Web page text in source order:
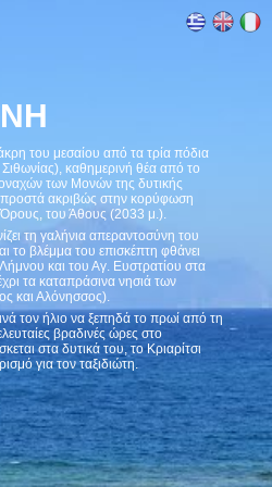
του μεσαίου από τα τρία πόδια
καθημερινή θέα από το
των Μονών της δυτικής
ακριβώς στην κορύφωση
του Άθους (2033 μ.).
τη γαλήνια απεραντοσύνη του
το βλέμμα του επισκέπτη φθάνει
και του Αγ. Ευστρατίου στα
τα καταπράσινα νησιά των
και Αλόνησσος).
τον ήλιο να ξεπηδά το πρωί από τη
βραδινές ώρες στο
στα δυτικά του, το Κριαρίτσι
για τον ταξιδιώτη.